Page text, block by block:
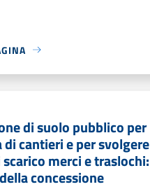
di suolo pubblico per
cantieri e per svolgere
merci e traslochi:
concessione